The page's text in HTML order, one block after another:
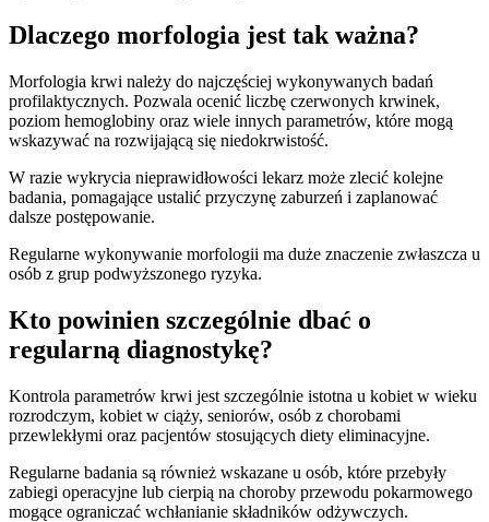
Dlaczego morfologia jest tak ważna?
Morfologia krwi należy do najczęściej wykonywanych badań
profilaktycznych. Pozwala ocenić liczbę czerwonych krwinek,
poziom hemoglobiny oraz wiele innych parametrów, które mogą
wskazywać na rozwijającą się niedokrwistość.
W razie wykrycia nieprawidłowości lekarz może zlecić kolejne
badania, pomagające ustalić przyczynę zaburzeń i zaplanować
dalsze postępowanie.
Regularne wykonywanie morfologii ma duże znaczenie zwłaszcza u
osób z grup podwyższonego ryzyka.
Kto powinien szczególnie dbać o
regularną diagnostykę?
Kontrola parametrów krwi jest szczególnie istotna u kobiet w wieku
rozrodczym, kobiet w ciąży, seniorów, osób z chorobami
przewlekłymi oraz pacjentów stosujących diety eliminacyjne.
Regularne badania są również wskazane u osób, które przebyły
zabiegi operacyjne lub cierpią na choroby przewodu pokarmowego
mogące ograniczać wchłanianie składników odżywczych.